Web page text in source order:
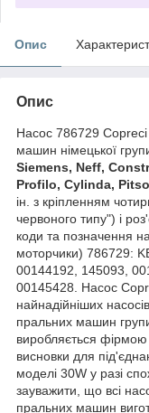
Опис
Опис
Насос 786729
машин німецької
Siemens, Neff,
Profilo, Cylinda,
ін. з кріпленням
червоного типу") і
коди та позначення
моторчики) 786729:
00144192, 145093,
00145428. Насос
найнадійніших
пральних машин
виробляється
висновки для
моделі 30W у разі
зауважити, що всі
пральних машин